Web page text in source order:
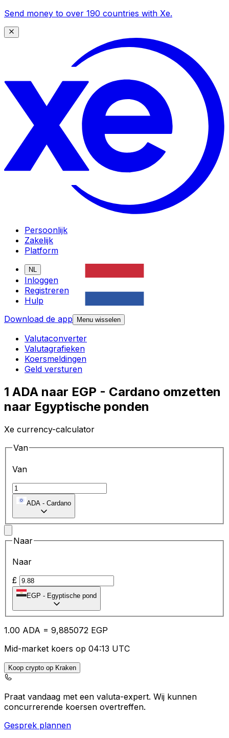
Send money to over 190 countries with Xe.
Persoonlijk
Zakelijk
Platform
NL
Inloggen
Registreren
Hulp
Download de app
Menu wisselen
Valutaconverter
Valutagrafieken
Koersmeldingen
Geld versturen
1 ADA naar EGP - Cardano omzetten
naar Egyptische ponden
Xe currency-calculator
Van
Van
ADA - Cardano
Naar
Naar
£
EGP - Egyptische pond
1.00 ADA = 9,885072 EGP
Mid-market koers op 04:13 UTC
Koop crypto op Kraken
Praat vandaag met een valuta-expert. Wij kunnen
concurrerende koersen overtreffen.
Gesprek plannen